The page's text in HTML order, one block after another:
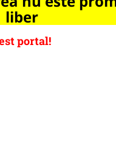
liber
portal!